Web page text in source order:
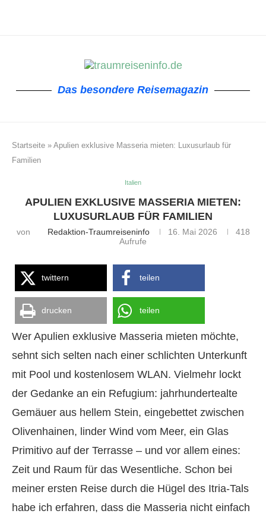
Das besondere Reisemagazin
Startseite » Apulien exklusive Masseria mieten: Luxusurlaub für
Familien
Italien
APULIEN EXKLUSIVE MASSERIA MIETEN:
LUXUSURLAUB FÜR FAMILIEN
von Redaktion-Traumreiseninfo 16. Mai 2026
418
Aufrufe
twittern teilen
drucken teilen
Wer Apulien exklusive Masseria mieten möchte,
sehnt sich selten nach einer schlichten Unterkunft
mit Pool und kostenlosem WLAN. Vielmehr lockt
der Gedanke an ein Refugium: jahrhundertealte
Gemäuer aus hellem Stein, eingebettet zwischen
Olivenhainen, linder Wind vom Meer, ein Glas
Primitivo auf der Terrasse – und vor allem eines:
Zeit und Raum für das Wesentliche. Schon bei
meiner ersten Reise durch die Hügel des Itria-Tals
habe ich erfahren, dass die Masseria nicht einfach